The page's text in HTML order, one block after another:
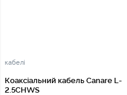
кабелі
Коаксіальний кабель Canare L-
2.5CHWS